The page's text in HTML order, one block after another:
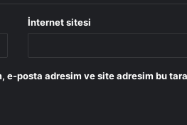
İnternet sitesi
e-posta adresim ve site adresim bu